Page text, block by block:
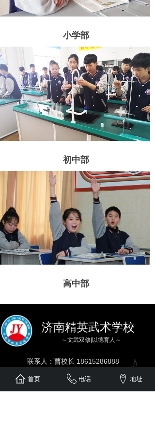
小学部
初中部
高中部
济南精英武术学校
联系人：曹校长 18615286888
邮 编：250300
联系地址：济南市长清区长孝路
～文武双修|以德育人～
首页 电话 地址